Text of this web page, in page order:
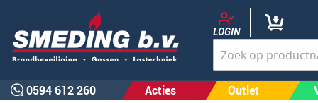
LOGIN
0594 612 260 Acties Outlet